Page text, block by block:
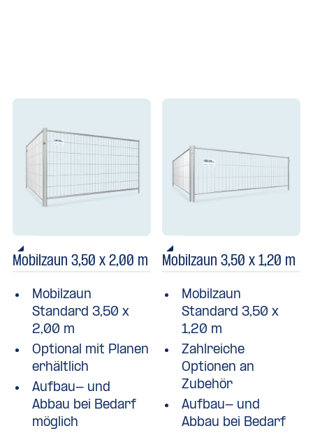
Mobilzaun 3,50 x 2,00 m
Mobilzaun
Standard 3,50 x
2,00 m
Optional mit Planen
erhältlich
Aufbau- und
Abbau bei Bedarf
möglich
Mobilzaun 3,50 x 1,20 m
Mobilzaun
Standard 3,50 x
1,20 m
Zahlreiche
Optionen an
Zubehör
Aufbau- und
Abbau bei Bedarf